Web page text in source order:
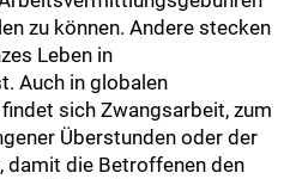
zu können. Andere stecken
Leben in
Auch in globalen
sich Zwangsarbeit, zum
Überstunden oder der
damit die Betroffenen den